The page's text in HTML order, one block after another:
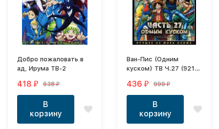
Добро пожаловать в
ад, Ирума ТВ-2
418 ₽ 638₽
В
корзину
Ван-Пис (Одним
куском) ТВ Ч.27 (921-
1999-2020 2 DVD
436 ₽ 999₽
В
корзину